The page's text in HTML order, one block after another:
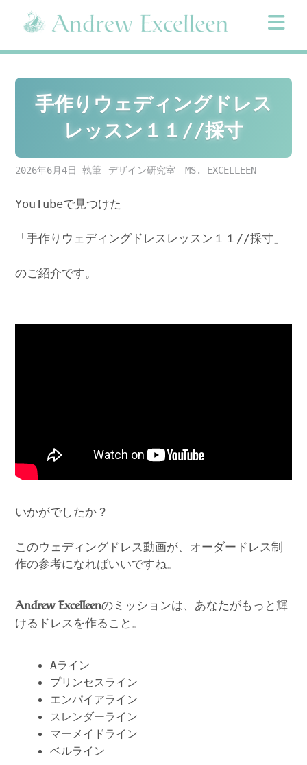
content
手作りウェディングドレス
レッスン１１//採寸
2026年6月4日 デザイン研究室 MS. EXCELLEEN
YouTubeで見つけた
「手作りウェディングドレスレッスン１１//採寸」
のご紹介です。
いかがでしたか？
このウェディングドレス動画が、オーダードレス制
作の参考になればいいですね。
Andrew Excelleenのミッションは、あなたがもっと輝
けるドレスを作ること。
Aライン
プリンセスライン
エンパイアライン
スレンダーライン
マーメイドライン
ベルライン